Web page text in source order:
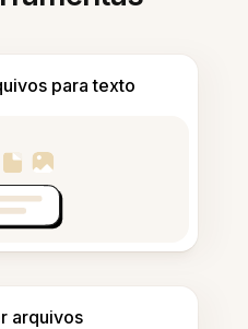
para texto
arquivos